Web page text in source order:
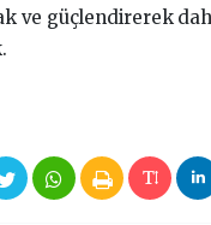
ve güçlendirerek